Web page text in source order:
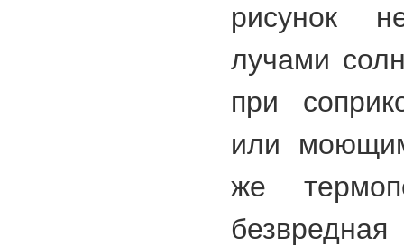
рисунок
лучами
при
или
же